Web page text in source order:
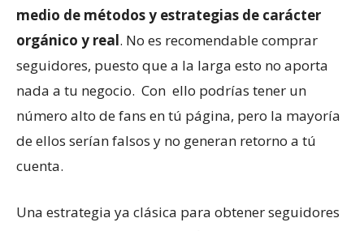
medio de métodos y estrategias de carácter
orgánico y real. No es recomendable comprar
seguidores, puesto que a la larga esto no aporta
nada a tu negocio. Con ello podrías tener un
número alto de fans en tú página, pero la mayoría
de ellos serían falsos y no generan retorno a tú
cuenta.
Una estrategia ya clásica para obtener seguidores